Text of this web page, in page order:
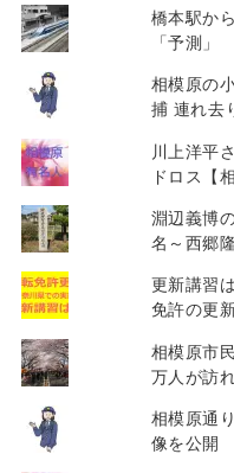
橋本駅か
「予測」
相模原の
捕 連れ去
川上洋平
ドロス【
淵辺義博
名～西郷
更新講習
免許の更
相模原市
万人が訪
相模原通
像を公開